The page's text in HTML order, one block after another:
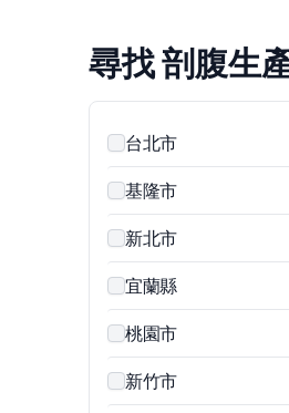
尋找 剖腹生
台北市
基隆市
新北市
宜蘭縣
桃園市
新竹市